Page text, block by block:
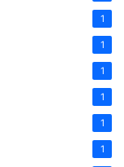
1
1
1
1
1
1